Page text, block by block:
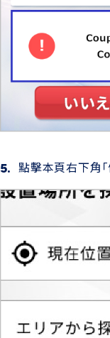
點擊本頁右下角